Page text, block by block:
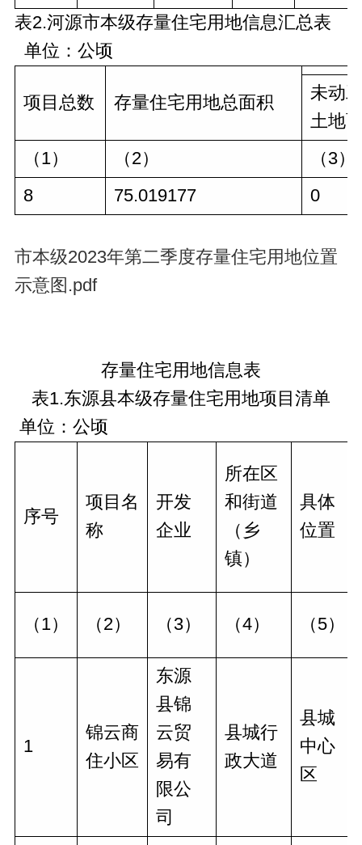
表2.河源市本级存量住宅用地信息汇总表
单位：公顷
项目总数 存量住宅用地总面积
未动
土地
（1）
（2）
（3）
8
75.019177 0
市本级2023年第二季度存量住宅用地位置
示意图.pdf
存量住宅用地信息表
表1.东源县本级存量住宅用地项目清单
单位：公顷
序号
项目名
称
开发
企业
所在区
和街道
（乡
镇）
具体
位置
（1） （2） （3） （4） （5）
1
锦云商
住小区
东源
县锦
云贸
易有
限公
司
县城行
政大道
县城
中心
区